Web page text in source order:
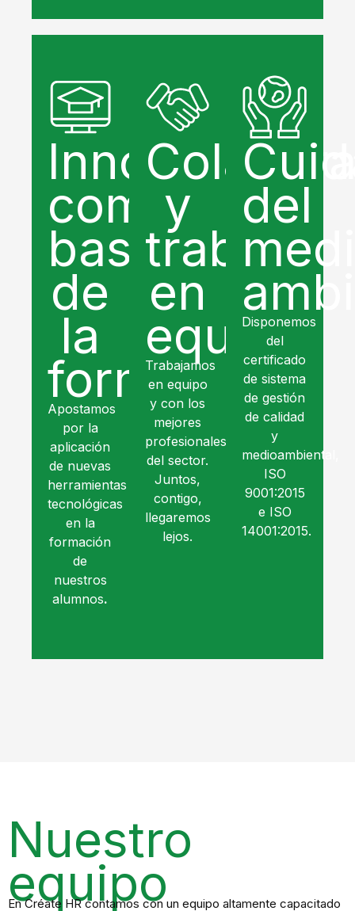
Innovación
como
base
de
la
formación
Apostamos
por la
aplicación
de nuevas
herramientas
tecnológicas
en la
formación
de
nuestros
alumnos.
y
trabajo
en
equipo
Trabajamos
en equipo
y con los
mejores
profesionales
del sector.
Juntos,
contigo,
llegaremos
lejos.
del
Disponemos
del
certificado
de sistema
de gestión
de calidad
y
medioambiental,
ISO
9001:2015
e ISO
14001:2015.
Nuestro
equipo
En Créate HR contamos con un equipo altamente capacitado